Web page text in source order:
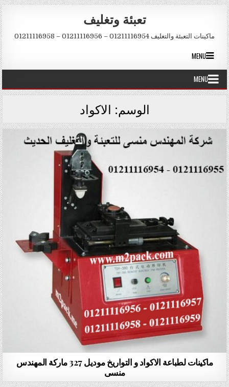
Skip to content
تعبئة وتغليف
ماكينات التعبئة والتغليف 01211116954 – 01211116956 – 01211116958
MENU
MENU
الوسم: الاكواد
ماكينات لطباعة الاكواد و التواريخ موديل 327 ماركة المهندس
منسى